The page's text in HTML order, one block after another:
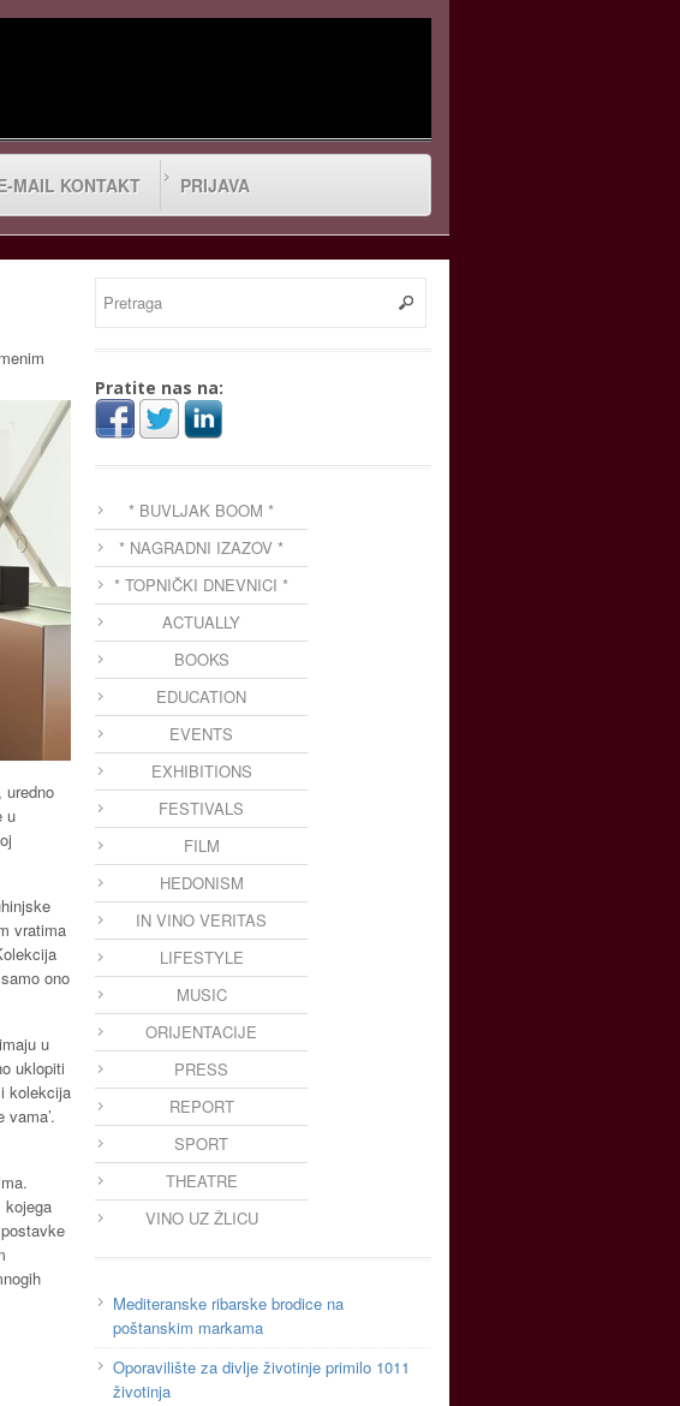
MAIL KONTAKT PRIJAVA
uredno
u
vratima
ono
u
uklopiti
kolekcija
kojega
Pratite nas na:
* BUVLJAK BOOM *
* NAGRADNI IZAZOV *
* TOPNIČKI DNEVNICI *
ACTUALLY
BOOKS
EDUCATION
EVENTS
EXHIBITIONS
FESTIVALS
FILM
HEDONISM
IN VINO VERITAS
LIFESTYLE
MUSIC
ORIJENTACIJE
PRESS
REPORT
SPORT
THEATRE
VINO UZ ŽLICU
Mediteranske ribarske brodice na
poštanskim markama
Oporavilište za divlje životinje primilo 1011
životinja